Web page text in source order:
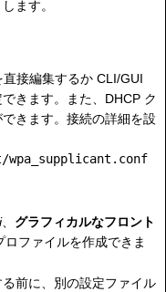
ます。
接編集するか CLI/GUI
きます。また、DHCP ク
きます。接続の詳細を設
wpa_supplicant.conf
、 グラフィカルなフロント
ファイルを作成できま
る前に、別の設定ファイル